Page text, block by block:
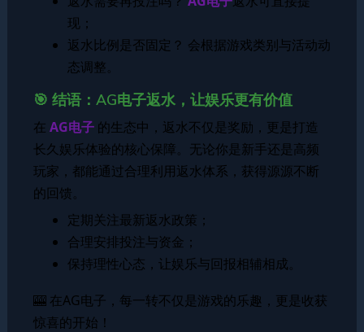
现；
返水比例是否固定？ 会根据游戏类别与活动动
态调整。
🎯 结语：AG电子返水，让娱乐更有价值
在 AG电子的生态中，返水不仅是奖励，更是打造
长久娱乐体验的核心保障。无论你是新手还是高频
玩家，都能通过合理利用返水体系，获得源源不断
的回馈。
定期关注最新返水政策；
合理安排投注与资金；
保持理性心态，让娱乐与回报相辅相成。
🎰 在AG电子，每一转不仅是游戏的乐趣，更是收获
惊喜的开始！